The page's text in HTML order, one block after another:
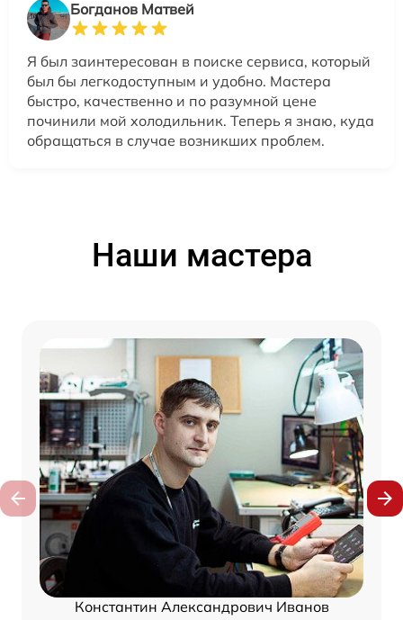
Богданов Матвей
Я был заинтересован в поиске сервиса, который
был бы легкодоступным и удобно. Мастера
быстро, качественно и по разумной цене
починили мой холодильник. Теперь я знаю, куда
обращаться в случае возникших проблем.
Наши мастера
Константин Александрович Иванов